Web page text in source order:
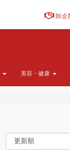
卸企
美容・健康